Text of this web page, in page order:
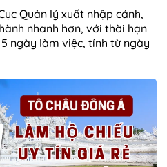
Quản lý xuất nhập cảnh,
nhanh hơn, với thời hạn
ngày làm việc, tính từ ngày